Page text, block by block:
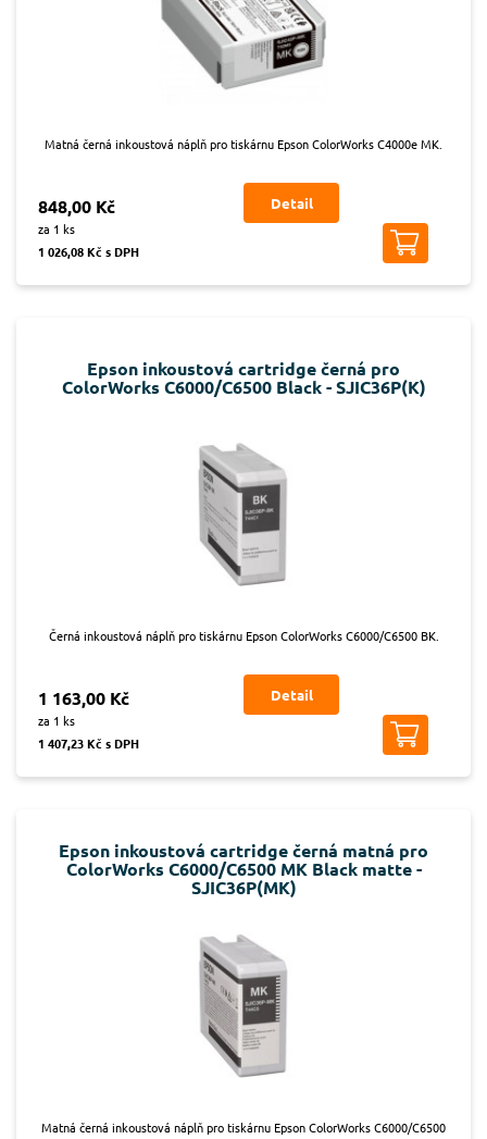
Matná černá inkoustová náplň pro tiskárnu Epson ColorWorks C4000e MK.
848,00 Kč
za 1 ks
1 026,08 Kč s DPH
Detail
Epson inkoustová cartridge černá pro
ColorWorks C6000/C6500 Black - SJIC36P(K)
Černá inkoustová náplň pro tiskárnu Epson ColorWorks C6000/C6500 BK.
1 163,00 Kč
za 1 ks
1 407,23 Kč s DPH
Detail
Epson inkoustová cartridge černá matná pro
ColorWorks C6000/C6500 MK Black matte -
SJIC36P(MK)
Matná černá inkoustová náplň pro tiskárnu Epson ColorWorks C6000/C6500